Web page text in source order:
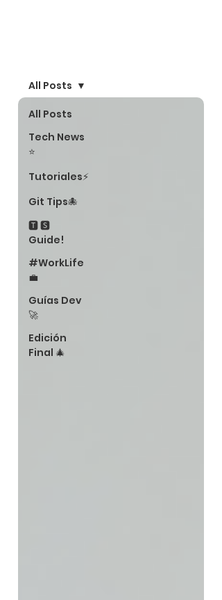
All Posts
Tech News
⭐
Tutoriales⚡
Git Tips🐙
🆃 🆂
Guide!
#WorkLife
💼
Guías Dev
🚀
Edición
Final 🎄
All Posts